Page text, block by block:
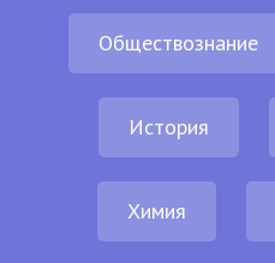
Обществознание
История
Химия